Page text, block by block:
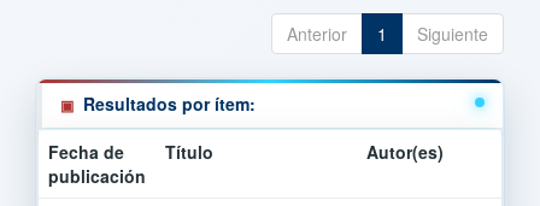
Anterior 1 Siguiente
Resultados por ítem:
Fecha de
publicación
Título Autor(es)